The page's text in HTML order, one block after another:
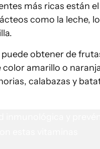
más ricas están
como la leche,
obtener de
color amarillo o
calabazas y